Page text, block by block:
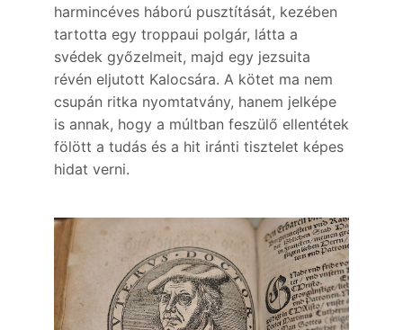
harmincéves háború pusztítását, kezében
tartotta egy troppaui polgár, látta a
svédek győzelmeit, majd egy jezsuita
révén eljutott Kalocsára. A kötet ma nem
csupán ritka nyomtatvány, hanem jelképe
is annak, hogy a múltban feszülő ellentétek
fölött a tudás és a hit iránti tisztelet képes
hidat verni.